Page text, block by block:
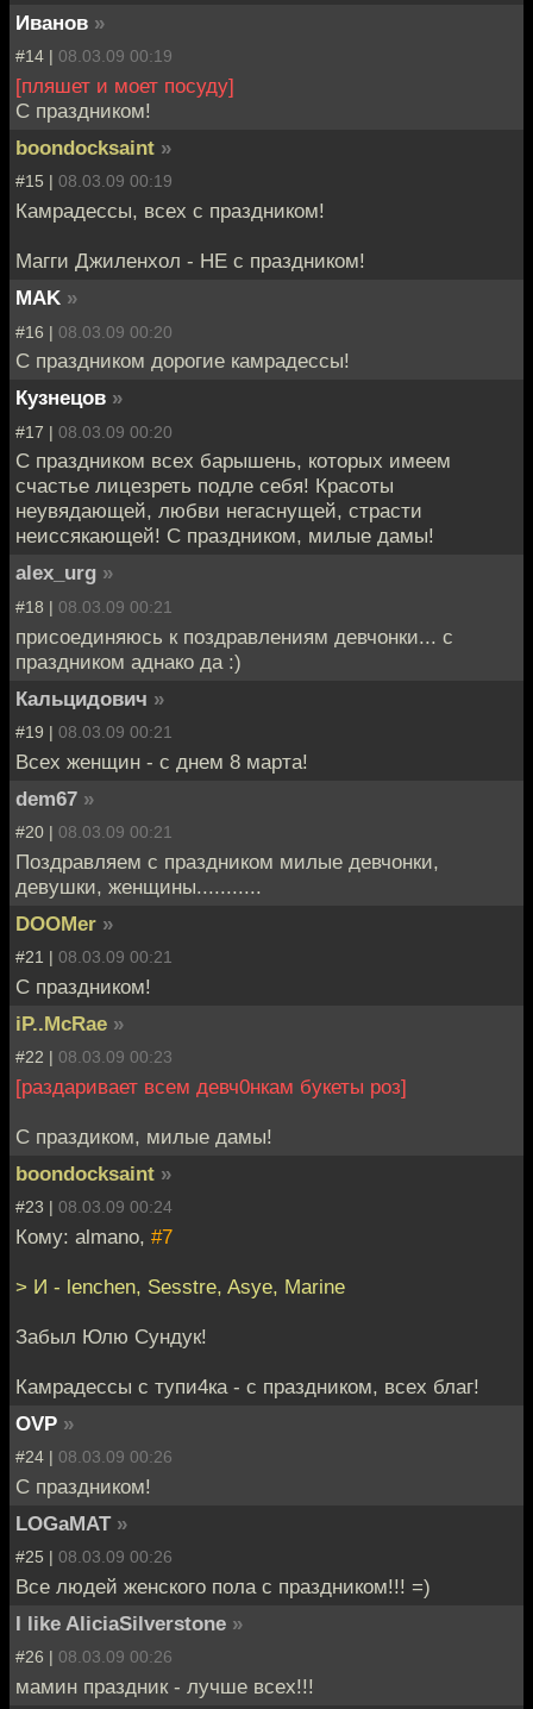
Иванов »
#14 | 08.03.09 00:19
[пляшет и моет посуду]
С праздником!
boondocksaint »
#15 | 08.03.09 00:19
Камрадессы, всех с праздником!
Магги Джиленхол - НЕ с праздником!
MAK »
#16 | 08.03.09 00:20
С праздником дорогие камрадессы!
Кузнецов »
#17 | 08.03.09 00:20
С праздником всех барышень, которых имеем
счастье лицезреть подле себя! Красоты
неувядающей, любви негаснущей, страсти
неиссякающей! С праздником, милые дамы!
alex_urg »
#18 | 08.03.09 00:21
присоединяюсь к поздравлениям девчонки... с
праздником аднако да :)
Кальцидович »
#19 | 08.03.09 00:21
Всех женщин - с днем 8 марта!
dem67 »
#20 | 08.03.09 00:21
Поздравляем с праздником милые девчонки,
девушки, женщины...........
DOOMer »
#21 | 08.03.09 00:21
С праздником!
iP..McRae »
#22 | 08.03.09 00:23
[раздаривает всем девч0нкам букеты роз]
С праздиком, милые дамы!
boondocksaint »
#23 | 08.03.09 00:24
Кому: almano, #7
> И - lenchen, Sesstre, Asye, Marine
Забыл Юлю Сундук!
Камрадессы с тупи4ка - с праздником, всех благ!
OVP »
#24 | 08.03.09 00:26
С праздником!
LOGaMAT »
#25 | 08.03.09 00:26
Все людей женского пола с праздником!!! =)
I like AliciaSilverstone »
#26 | 08.03.09 00:26
мамин праздник - лучше всех!!!